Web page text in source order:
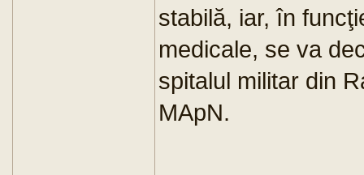
stabilă, iar, în
medicale, se va
spitalul militar din
MApN.